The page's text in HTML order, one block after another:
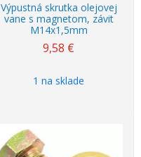
Výpustná skrutka olejovej
vane s magnetom, závit
M14x1,5mm
9,58 €
1 na sklade